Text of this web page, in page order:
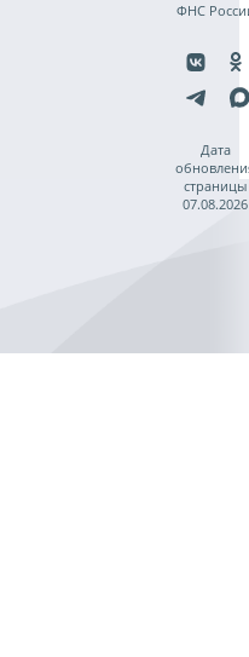
ФНС
Дата
страницы
07.08.2026